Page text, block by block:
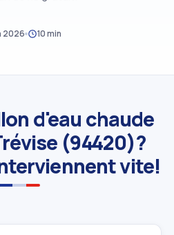
2026 10 min
d'eau chaude
(94420)?
vite!